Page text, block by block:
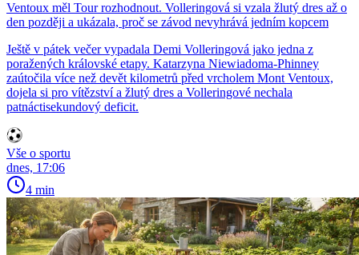
Ventoux měl Tour rozhodnout. Volleringová si vzala žlutý dres až o
den později a ukázala, proč se závod nevyhrává jedním kopcem
Ještě v pátek večer vypadala Demi Volleringová jako jedna z
poražených královské etapy. Katarzyna Niewiadoma-Phinney
zaútočila více než devět kilometrů před vrcholem Mont Ventoux,
dojela si pro vítězství a žlutý dres a Volleringové nechala
patnáctisekundový deficit.
Vše o sportu
dnes, 17:06
4 min